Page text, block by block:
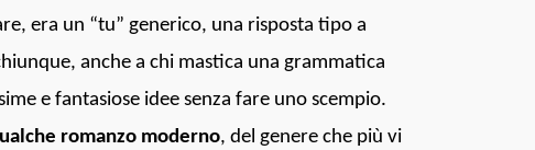
era un “tu” generico, una risposta tipo a
anche a chi mastica una grammatica
e fantasiose idee senza fare uno scempio.
romanzo moderno, del genere che più vi